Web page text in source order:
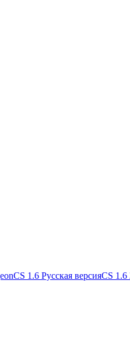
CS 1.6 Русская версияCS 1.6